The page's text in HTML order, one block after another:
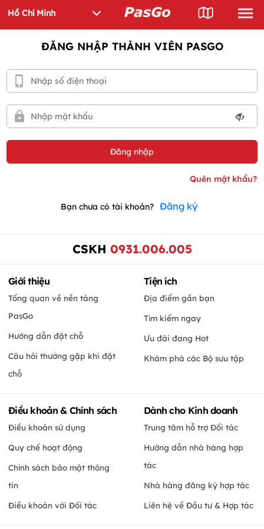
ĐĂNG NHẬP THÀNH VIÊN PASGO
Bạn chưa có tài khoản? Đăng ký
CSKH 0931.006.005
Giới thiệu
Tổng quan về nền tảng
PasGo
Hướng dẫn đặt chỗ
Câu hỏi thường gặp khi đặt
chỗ
Tiện ích
Địa điểm gần bạn
Tìm kiếm ngay
Ưu đãi đang Hot
Khám phá các Bộ sưu tập
Điều khoản & Chính sách
Điều khoản sử dụng
Quy chế hoạt động
Chính sách bảo mật thông
tin
Điều khoản với Đối tác
Dành cho Kinh doanh
Trung tâm hỗ trợ Đối tác
Hướng dẫn nhà hàng hợp
tác
Nhà hàng đăng ký hợp tác
Liên hệ về Đầu tư & Hợp tác